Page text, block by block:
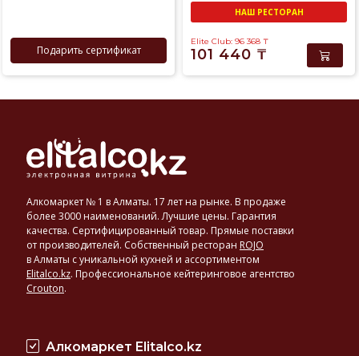
Подарить сертификат
НАШ РЕСТОРАН
Elite Club: 96 368 ₸
101 440 ₸
Алкомаркет № 1 в Алматы. 17 лет на рынке. В продаже
более 3000 наименований. Лучшие цены. Гарантия
качества. Сертифицированный товар. Прямые поставки
от производителей. Собственный ресторан ROJO
в Алматы с уникальной кухней и ассортиментом
Elitalco.kz. Профессиональное кейтеринговое агентство
Crouton.
Алкомаркет Elitalco.kz